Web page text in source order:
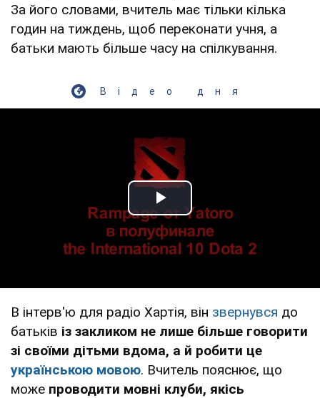
За його словами, вчитель має тільки кілька
годин на тиждень, щоб переконати учня, а
батьки мають більше часу на спілкування.
Відео дня
Play Video
В інтерв'ю для радіо Хартія, він звернувся до
батьків із закликом не лише більше говорити
зі своїми дітьми вдома, а й робити це
українською мовою. Вчитель пояснює, що
може проводити мовні клуби, якісь